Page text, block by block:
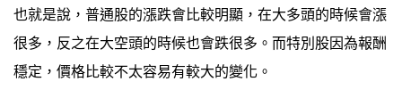
也就是說，普通股的漲跌會比較明顯，在大多頭的時候會漲
很多，反之在大空頭的時候也會跌很多。而特別股因為報酬
穩定，價格比較不太容易有較大的變化。